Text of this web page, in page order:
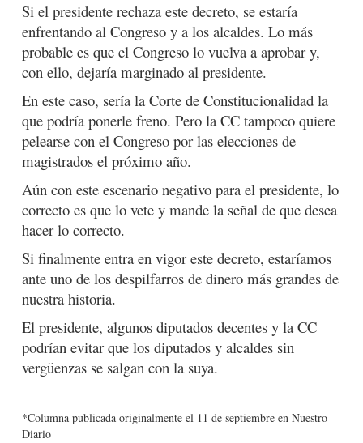
Si el presidente rechaza este decreto, se estaría
enfrentando al Congreso y a los alcaldes. Lo más
probable es que el Congreso lo vuelva a aprobar y,
con ello, dejaría marginado al presidente.
En este caso, sería la Corte de Constitucionalidad la
que podría ponerle freno. Pero la CC tampoco quiere
pelearse con el Congreso por las elecciones de
magistrados el próximo año.
Aún con este escenario negativo para el presidente, lo
correcto es que lo vete y mande la señal de que desea
hacer lo correcto.
Si finalmente entra en vigor este decreto, estaríamos
ante uno de los despilfarros de dinero más grandes de
nuestra historia.
El presidente, algunos diputados decentes y la CC
podrían evitar que los diputados y alcaldes sin
vergüenzas se salgan con la suya.
*Columna publicada originalmente el 11 de septiembre en Nuestro
Diario